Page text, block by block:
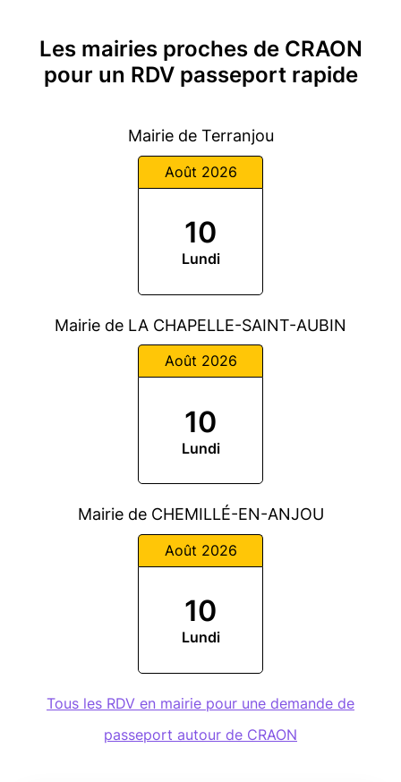
Les mairies proches de CRAON
pour un RDV passeport rapide
Mairie de Terranjou
Août 2026
10
Lundi
Mairie de LA CHAPELLE-SAINT-AUBIN
Août 2026
10
Lundi
Mairie de CHEMILLÉ-EN-ANJOU
Août 2026
10
Lundi
Tous les RDV en mairie pour une demande de
passeport autour de CRAON